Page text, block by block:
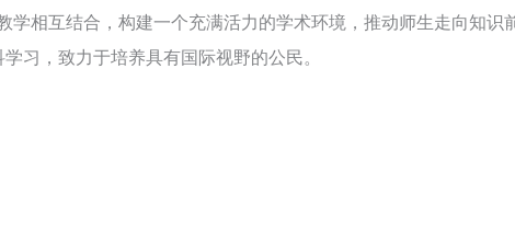
学相互结合，构建一个充满活力的学术环境，推动师生走向知识
习，致力于培养具有国际视野的公民。